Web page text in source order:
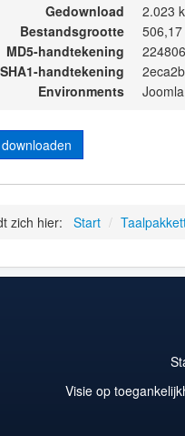
Gedownload
2.023
Bestandsgrootte
506,17
MD5-handtekening
SHA1-handtekening
Environments
zich hier: Start /
Visie op